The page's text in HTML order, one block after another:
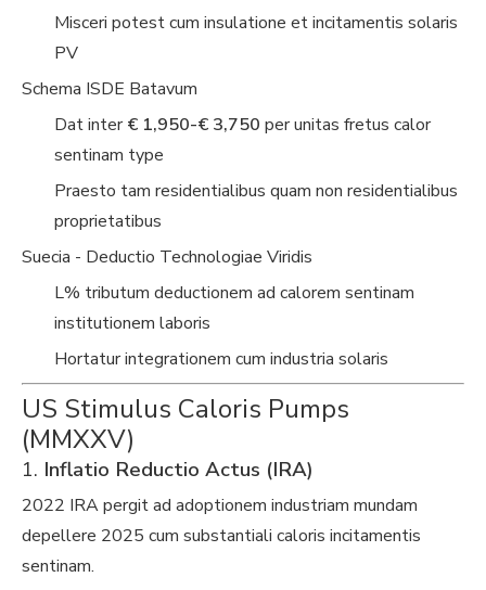
Misceri potest cum insulatione et incitamentis solaris
PV
Schema ISDE Batavum
Dat inter€ 1,950-€ 3,750 per unitas fretus calor
sentinam type
Praesto tam residentialibus quam non residentialibus
proprietatibus
Suecia - Deductio Technologiae Viridis
L% tributum deductionem ad calorem sentinam
institutionem laboris
Hortatur integrationem cum industria solaris
US Stimulus Caloris Pumps
(MMXXV)
1. Inflatio Reductio Actus (IRA)
2022 IRA pergit ad adoptionem industriam mundam
depellere 2025 cum substantiali caloris incitamentis
sentinam.